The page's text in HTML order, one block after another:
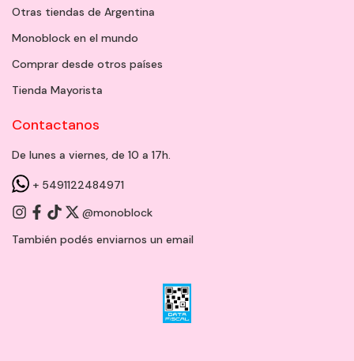
Otras tiendas de Argentina
Monoblock en el mundo
Comprar desde otros países
Tienda Mayorista
Contactanos
De lunes a viernes, de 10 a 17h.
+ 5491122484971
@monoblock
También podés enviarnos un email